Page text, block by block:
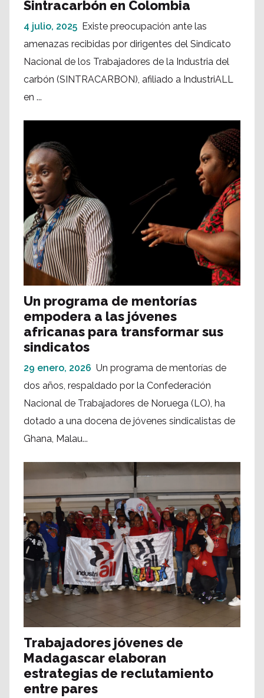
Sintracarbón en Colombia
4 julio, 2025 Existe preocupación ante las
amenazas recibidas por dirigentes del Sindicato
Nacional de los Trabajadores de la Industria del
carbón (SINTRACARBON), afiliado a IndustriALL
en ...
Un programa de mentorías
empodera a las jóvenes
africanas para transformar sus
sindicatos
29 enero, 2026 Un programa de mentorías de
dos años, respaldado por la Confederación
Nacional de Trabajadores de Noruega (LO), ha
dotado a una docena de jóvenes sindicalistas de
Ghana, Malau...
Trabajadores jóvenes de
Madagascar elaboran
estrategias de reclutamiento
entre pares